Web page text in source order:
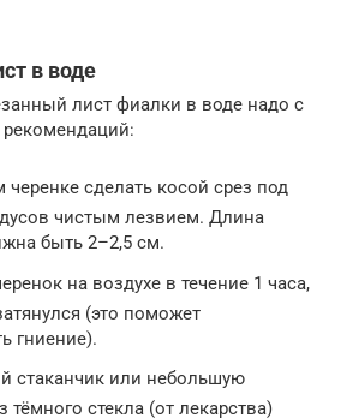
в воде
лист фиалки в воде надо с
сделать косой срез под
чистым лезвием. Длина
быть 2–2,5 см.
на воздухе в течение 1 часа,
(это поможет
гниение).
стаканчик или небольшую
тёмного стекла (от лекарства)